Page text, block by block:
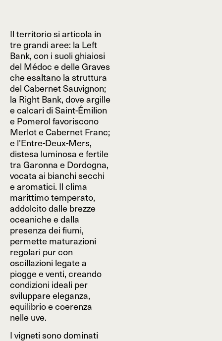
Il territorio si articola in
tre grandi aree: la Left
Bank, con i suoli ghiaiosi
del Médoc e delle Graves
che esaltano la struttura
del Cabernet Sauvignon;
la Right Bank, dove argille
e calcari di Saint-Émilion
e Pomerol favoriscono
Merlot e Cabernet Franc;
e l’Entre-Deux-Mers,
distesa luminosa e fertile
tra Garonna e Dordogna,
vocata ai bianchi secchi
e aromatici. Il clima
marittimo temperato,
addolcito dalle brezze
oceaniche e dalla
presenza dei fiumi,
permette maturazioni
regolari pur con
oscillazioni legate a
piogge e venti, creando
condizioni ideali per
sviluppare eleganza,
equilibrio e coerenza
nelle uve.
I vigneti sono dominati